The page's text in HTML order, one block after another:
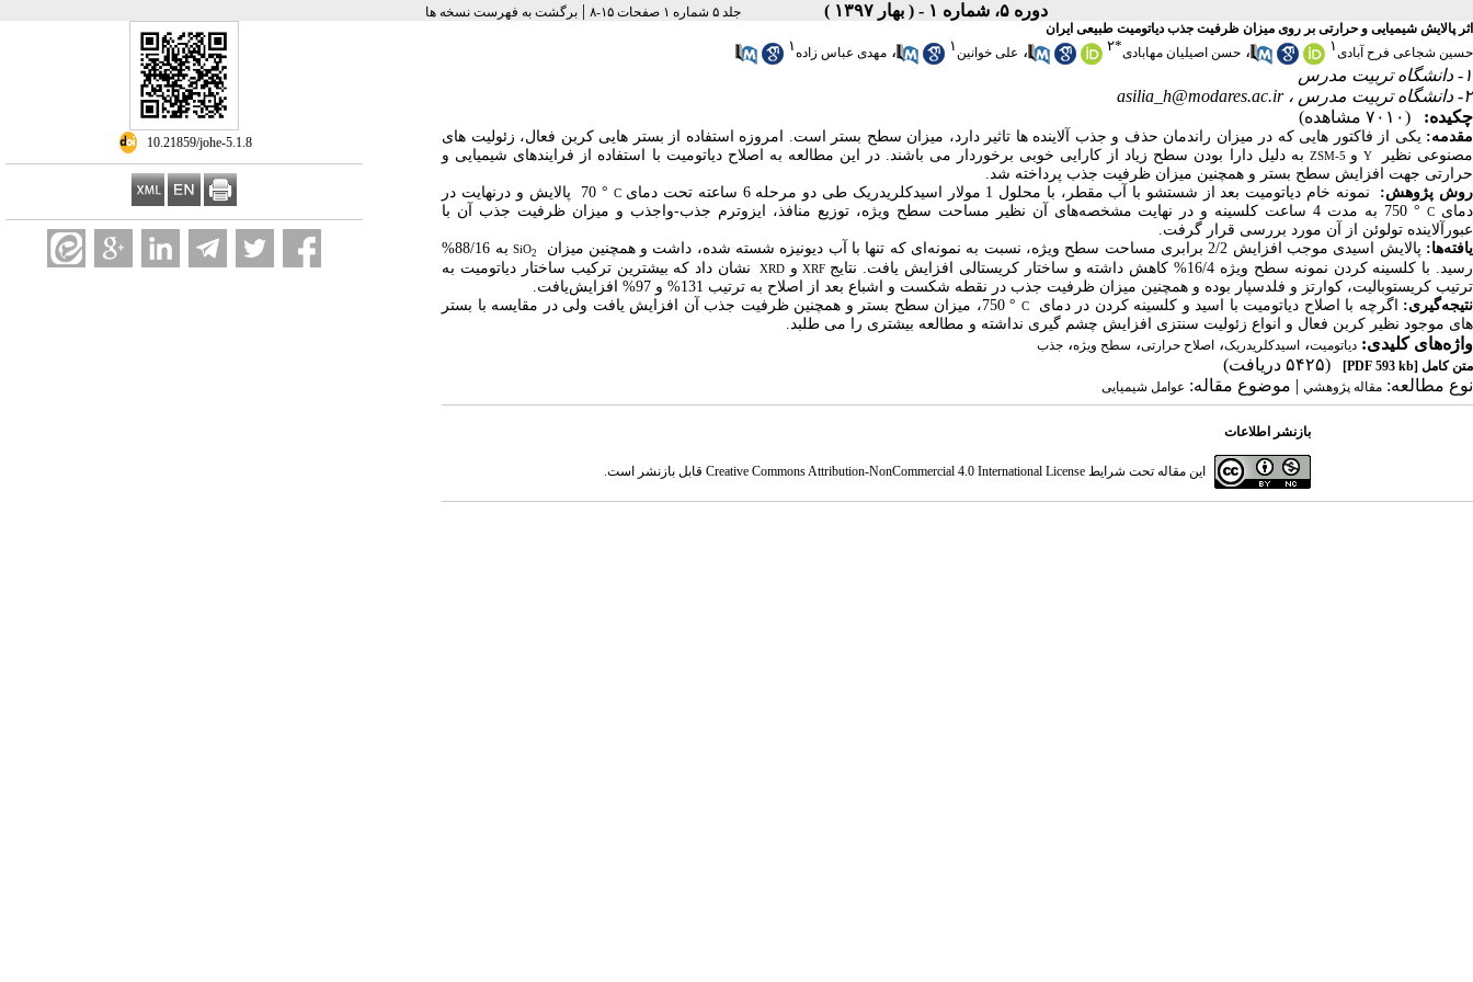
دوره ۵، شماره ۱ - ( بهار ۱۳۹۷ ) جلد ۵ شماره ۱ صفحات ۱۵-۸ | برگشت به فهرست نسخه ها
‎ 10.21859/johe-5.1.8
اثر پالایش شیمیایی و حرارتی بر روی میزان ظرفیت جذب دیاتومیت طبیعی ایران
حسین شجاعی فرح آبادی۱ ، حسن اصیلیان مهابادی*۲ ، علی خوانین۱ ، مهدی عباس زاده۱
۱- دانشگاه تربیت مدرس
۲- دانشگاه تربیت مدرس ،
asilia_h@modares.ac.ir
چکیده:
(۷۰۱۰ مشاهده)
مقدمه: یکی از فاکتور هایی که در میزان راندمان حذف و جذب آلاینده ها تاثیر دارد، میزان سطح بستر است. امروزه استفاده از بستر هایی کربن فعال، زئولیت های
مصنوعی نظیر
Y و ZSM-5 به دلیل دارا بودن سطح زیاد از کارایی خوبی برخوردار می باشند.
در این مطالعه به اصلاح دیاتومیت با استفاده از فرایندهای شیمیایی و
حرارتی جهت افزایش سطح بستر و همچنین میزان ظرفیت جذب پرداخته شد.
روش پژوهش: نمونه خام دیاتومیت بعد از شستشو با آب مقطر، با محلول 1 مولار اسیدکلریدریک طی دو مرحله 6 ساعته تحت دمای ° C
70
پالایش و درنهایت در
دمای
°C
750 به مدت 4 ساعت کلسینه و در نهایت مشخصه‌های آن نظیر مساحت سطح ویژه، توزیع منافذ، ایزوترم جذب-واجذب و میزان ظرفیت جذب آن با
عبورآلاینده تولوئن از آن مورد بررسی قرار گرفت.
یافته‌ها: پالایش اسیدی موجب افزایش 2/2 برابری مساحت سطح ویژه، نسبت به نمونه‌ای که تنها با آب دیونیزه شسته شده، داشت و همچنین میزان SiO2 به
رسید. با کلسینه کردن نمونه سطح ویژه
کاهش داشته و ساختار کریستالی افزایش یافت. نتایجXRF وXRD
نشان داد که بیشترین ترکیب ساختار دیاتومیت به
ترتیب کریستوبالیت، کوارتز و فلدسپار بوده و همچنین میزان ظرفیت جذب در نقطه شکست و اشباع بعد از اصلاح به ترتیب 131% و 97% افزایش‌یافت.
نتیجه‌گیری: اگرچه با اصلاح دیاتومیت با اسید و کلسینه کردن در دمای ° C 750،
میزان سطح بستر و همچنین ظرفیت جذب آن افزایش یافت ولی در مقایسه با بستر
های موجود نظیر کربن فعال و انواع زئولیت سنتزی افزایش چشم گیری نداشته و مطالعه بیشتری را می طلبد.
واژه‌های کلیدی: دیاتومیت، اسیدکلریدریک، اصلاح حرارتی، سطح ویژه، جذب
متن کامل [PDF 593 kb]
(۵۴۲۵ دریافت)
نوع مطالعه: مقاله پژوهشي | موضوع مقاله: عوامل شیمیایی
بازنشر اطلاعات
این مقاله تحت شرایط Creative Commons Attribution-NonCommercial 4.0 International Licenseقابل بازنشر است.